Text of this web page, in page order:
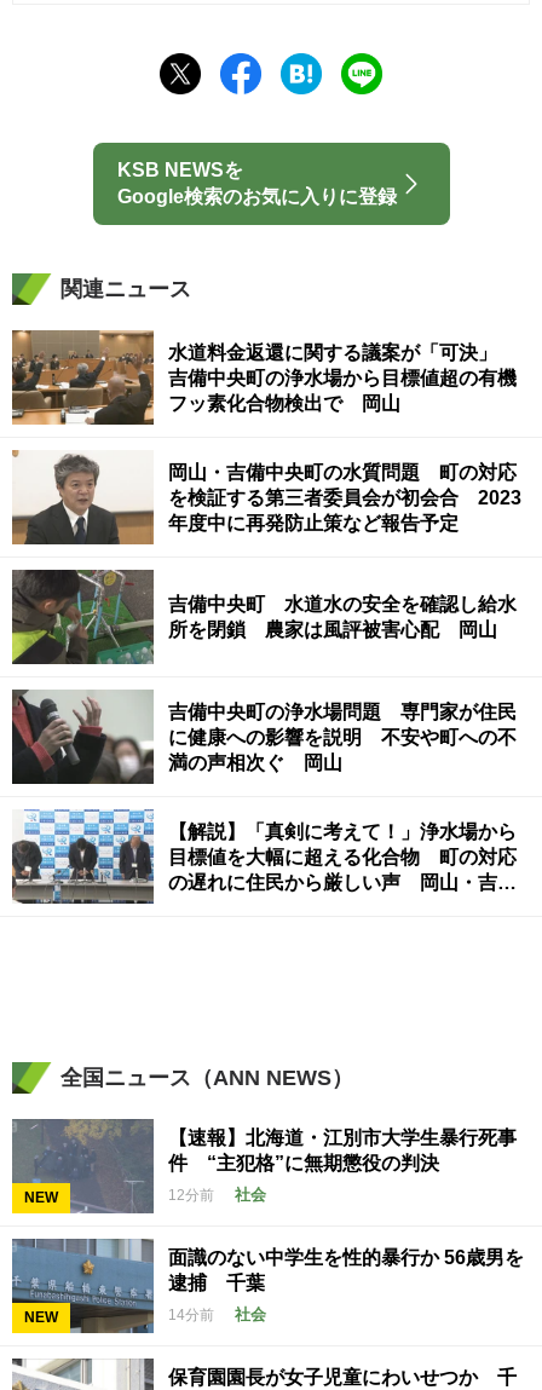
KSB NEWSを
Google検索のお気に入りに登録
関連ニュース
水道料金返還に関する議案が「可決」
吉備中央町の浄水場から目標値超の有機
フッ素化合物検出で 岡山
岡山・吉備中央町の水質問題 町の対応
を検証する第三者委員会が初会合 2023
年度中に再発防止策など報告予定
吉備中央町 水道水の安全を確認し給水
所を閉鎖 農家は風評被害心配 岡山
吉備中央町の浄水場問題 専門家が住民
に健康への影響を説明 不安や町への不
満の声相次ぐ 岡山
【解説】「真剣に考えて！」浄水場から
目標値を大幅に超える化合物 町の対応
の遅れに住民から厳しい声 岡山・吉備
全国ニュース（ANN NEWS）
NEW
【速報】北海道・江別市大学生暴行死事
件 “主犯格”に無期懲役の判決
12分前 社会
NEW
面識のない中学生を性的暴行か 56歳男を
逮捕 千葉
14分前 社会
保育園園長が女子児童にわいせつか 千